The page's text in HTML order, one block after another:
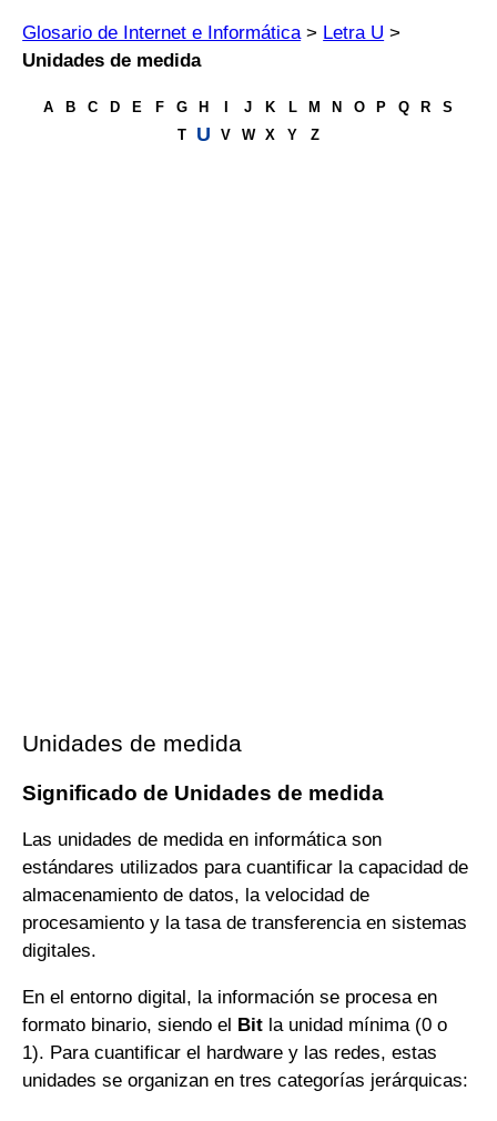
Glosario de Internet e Informática> Letra U >
Unidades de medida
A B C D E F G H J K L M N O P Q R
S
T
U V W X Y Z
Unidades de medida
Significado de Unidades de medida
Las unidades de medida en informática son
estándares utilizados para cuantificar la capacidad de
almacenamiento de datos, la velocidad de
procesamiento y la tasa de transferencia en sistemas
digitales.
En el entorno digital, la información se procesa en
formato binario, siendo el Bit la unidad mínima (0 o
1). Para cuantificar el hardware y las redes, estas
unidades se organizan en tres categorías jerárquicas: